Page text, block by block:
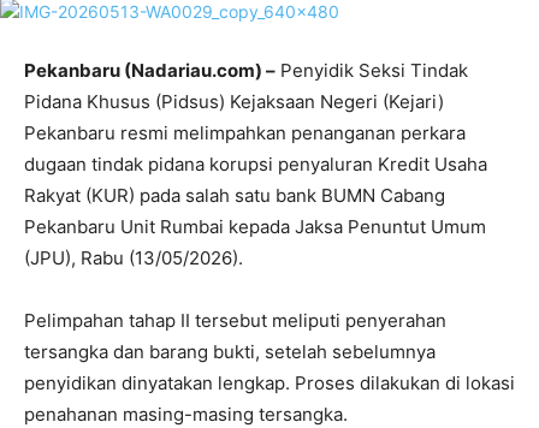
Pekanbaru (Nadariau.com) – Penyidik Seksi Tindak
Pidana Khusus (Pidsus) Kejaksaan Negeri (Kejari)
Pekanbaru resmi melimpahkan penanganan perkara
dugaan tindak pidana korupsi penyaluran Kredit Usaha
Rakyat (KUR) pada salah satu bank BUMN Cabang
Pekanbaru Unit Rumbai kepada Jaksa Penuntut Umum
(JPU), Rabu (13/05/2026).
Pelimpahan tahap II tersebut meliputi penyerahan
tersangka dan barang bukti, setelah sebelumnya
penyidikan dinyatakan lengkap. Proses dilakukan di lokasi
penahanan masing-masing tersangka.